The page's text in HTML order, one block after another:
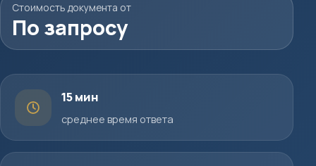
Стоимость документа от
По запросу
15 мин
среднее время ответа